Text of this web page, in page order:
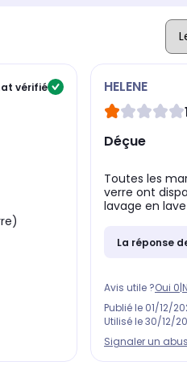
vérifié HELENE
Déçue
Toutes les
verre ont
lavage en
La réponse
Avis utile ?Oui 0|
Publié le 01/12/
Utilisé le30/12/
Signaler un abus